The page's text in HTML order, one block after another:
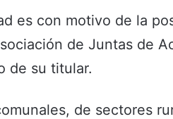
es con motivo de la
de Juntas de
de su titular.
de sectores